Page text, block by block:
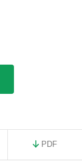
PDF